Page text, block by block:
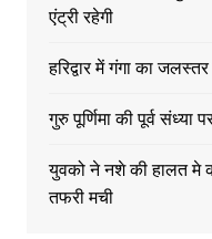
एंट्री रहेगी
हरिद्वार में गंगा का
गुरु पूर्णिमा की पूर्व संध्या
युवको ने नशे की हालत मे
तफरी मची